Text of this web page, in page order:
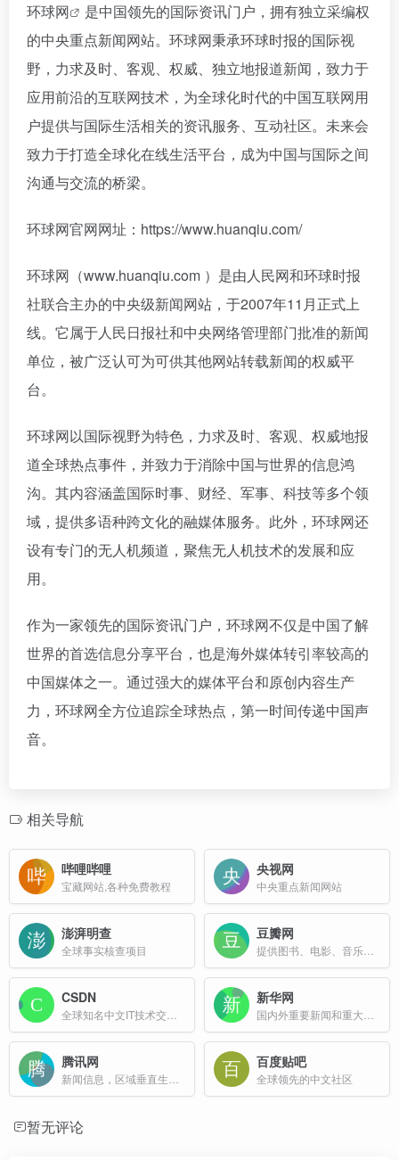
环球网
是中国领先的国际资讯门户，拥有独立采编权
的中央重点新闻网站。环球网秉承环球时报的国际视
野，力求及时、客观、权威、独立地报道新闻，致力于
应用前沿的互联网技术，为全球化时代的中国互联网用
户提供与国际生活相关的资讯服务、互动社区。未来会
致力于打造全球化在线生活平台，成为中国与国际之间
沟通与交流的桥梁。
环球网官网网址：https://www.huanqiu.com/
环球网（www.huanqiu.com ）是由人民网和环球时报
社联合主办的中央级新闻网站，于2007年11月正式上
线。它属于人民日报社和中央网络管理部门批准的新闻
单位，被广泛认可为可供其他网站转载新闻的权威平
台。
环球网以国际视野为特色，力求及时、客观、权威地报
道全球热点事件，并致力于消除中国与世界的信息鸿
沟。其内容涵盖国际时事、财经、军事、科技等多个领
域，提供多语种跨文化的融媒体服务。此外，环球网还
设有专门的无人机频道，聚焦无人机技术的发展和应
用。
作为一家领先的国际资讯门户，环球网不仅是中国了解
世界的首选信息分享平台，也是海外媒体转引率较高的
中国媒体之一。通过强大的媒体平台和原创内容生产
力，环球网全方位追踪全球热点，第一时间传递中国声
音。
相关导航
哔哩哔哩
宝藏网站,各种免费教程
央视网
中央重点新闻网站
澎湃明查
全球事实核查项目
豆瓣网
CSDN 新华网
腾讯网 百度贴吧
全球领先的中文社区
暂无评论